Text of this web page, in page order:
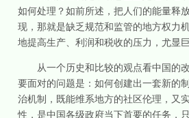
如何处理？如前所述，把人们的能量释
现，那就是缺乏规范和监管的地方权力
地提高生产、利润和税收的压力，尤显巨
从一个历史和比较的观点看中国的
要面对的问题是：如何创建出一套新的
治机制，既能维系地方的社区伦理，又
性，是中国各级政府当下首要的任务，